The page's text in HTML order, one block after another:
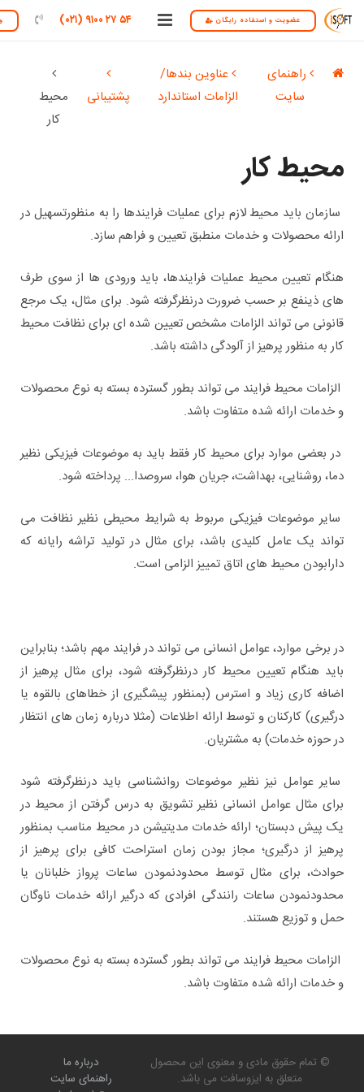
عضویت و استفاده رایگان
راهنمای سایت
۵۴ ۲۷ ۹۱۰۰ (۰۲۱)
راهنمای
سایت
عناوین بندها/
الزامات استاندارد
پشتیبانی
محیط
کار
محیط کار
سازمان باید محیط لازم برای عملیات فرایندها را به منظورتسهیل در
ارائه محصولات و خدمات منطبق تعیین و فراهم سازد.
هنگام تعیین محیط عملیات فرایندها، باید ورودی ها از سوی طرف
های ذینفع بر حسب ضرورت درنظرگرفته شود. برای مثال، یک مرجع
قانونی می تواند الزامات مشخص تعیین شده ای برای نظافت محیط
کار به منظور پرهیز از آلودگی داشته باشد.
الزامات محیط فرایند می تواند بطور گسترده بسته به نوع محصولات
و خدمات ارائه شده متفاوت باشد.
در بعضی موارد برای محیط کار فقط باید به موضوعات فیزیکی نظیر
دما، روشنایی، بهداشت، جریان هوا، سروصدا... پرداخته شود.
سایر موضوعات فیزیکی مربوط به شرایط محیطی نظیر نظافت می
تواند یک عامل کلیدی باشد، برای مثال در تولید تراشه رایانه که
دارابودن محیط های اتاق تمییز الزامی است.
در برخی موارد، عوامل انسانی می تواند در فرایند مهم باشد؛ بنابراین
باید هنگام تعیین محیط کار درنظرگرفته شود، برای مثال پرهیز از
اضافه کاری زیاد و استرس (بمنظور پیشگیری از خطاهای بالقوه یا
درگیری) کارکنان و توسط ارائه اطلاعات (مثلا درباره زمان های انتظار
در حوزه خدمات) به مشتریان.
سایر عوامل نیز نظیر موضوعات روانشناسی باید درنظرگرفته شود
برای مثال عوامل انسانی نظیر تشویق به درس گرفتن از محیط در
یک پیش دبستان؛ ارائه خدمات مدیتیشن در محیط مناسب بمنظور
پرهیز از درگیری؛ مجاز بودن زمان استراحت کافی برای پرهیز از
حوادث، برای مثال توسط محدودنمودن ساعات پرواز خلبانان یا
محدودنمودن ساعات رانندگی افرادی که درگیر ارائه خدمات ناوگان
حمل و توزیع هستند.
الزامات محیط فرایند می تواند بطور گسترده بسته به نوع محصولات
و خدمات ارائه شده متفاوت باشد.
درباره ما
راهنمای سایت
© تمام حقوق مادی و معنوی این محصول
متعلق به ایزوسافت می باشد.